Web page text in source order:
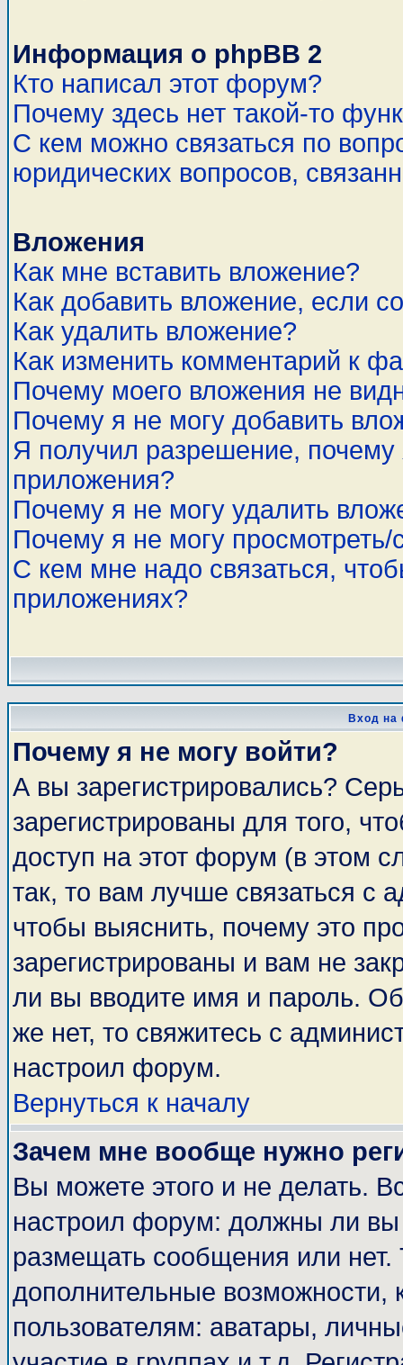
Информация о phpBB 2
Кто написал этот форум?
Почему здесь нет такой-то
С кем можно связаться по
юридических вопросов,
Вложения
Как мне вставить вложение?
Как добавить вложение, если
Как удалить вложение?
Как изменить комментарий к
Почему моего вложения не
Почему я не могу добавить
Я получил разрешение,
приложения?
Почему я не могу удалить
Почему я не могу просмотреть/
С кем мне надо связаться,
приложениях?
Вход на
Почему я не могу войти?
А вы зарегистрировались?
зарегистрированы для того,
доступ на этот форум (в этом
так, то вам лучше связаться с
чтобы выяснить, почему это
зарегистрированы и вам не
ли вы вводите имя и пароль.
же нет, то свяжитесь с
настроил форум.
Вернуться к началу
Зачем мне вообще нужно
Вы можете этого и не делать.
настроил форум: должны ли вы
размещать сообщения или
дополнительные
пользователям: аватары,